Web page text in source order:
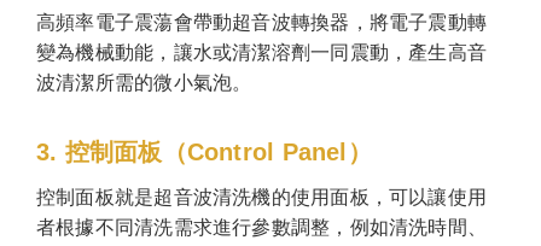
高頻率電子震蕩會帶動超音波轉換器，將電子震動轉
變為機械動能，讓水或清潔溶劑一同震動，產生高音
波清潔所需的微小氣泡。
3. 控制面板（Control Panel）
控制面板就是超音波清洗機的使用面板，可以讓使用
者根據不同清洗需求進行參數調整，例如清洗時間、